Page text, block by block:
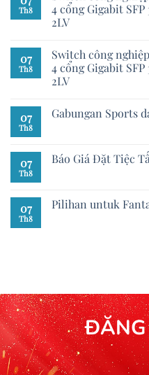
Th8
4 cổng Gigabit SFP
2LV
07
Th8
Switch công
4 cổng Gigabit SFP
2LV
07
Th8
Gabungan Sports
07
Th8
Báo Giá Đặt Tiệc
07
Th8
Pilihan untuk
ĐĂNG